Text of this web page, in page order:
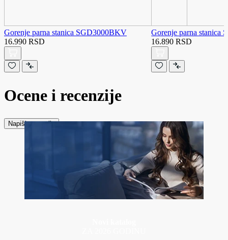
Gorenje parna stanica SGD3000BKV
16.990 RSD
Gorenje parna stanica
16.890 RSD
Ocene i recenzije
Napiši recenziju